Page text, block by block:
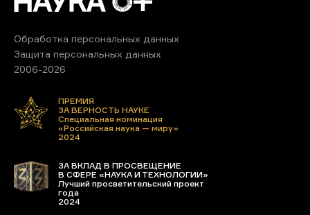
Обработка персональных данных
Защита персональных данных
2006-2026
ПРЕМИЯ
ЗА ВЕРНОСТЬ НАУКЕ
Специальная номинация
«Российская наука — миру»
2024
ЗА ВКЛАД В ПРОСВЕЩЕНИЕ
В СФЕРЕ «НАУКА И ТЕХНОЛОГИИ»
Лучший просветительский проект
года
2024